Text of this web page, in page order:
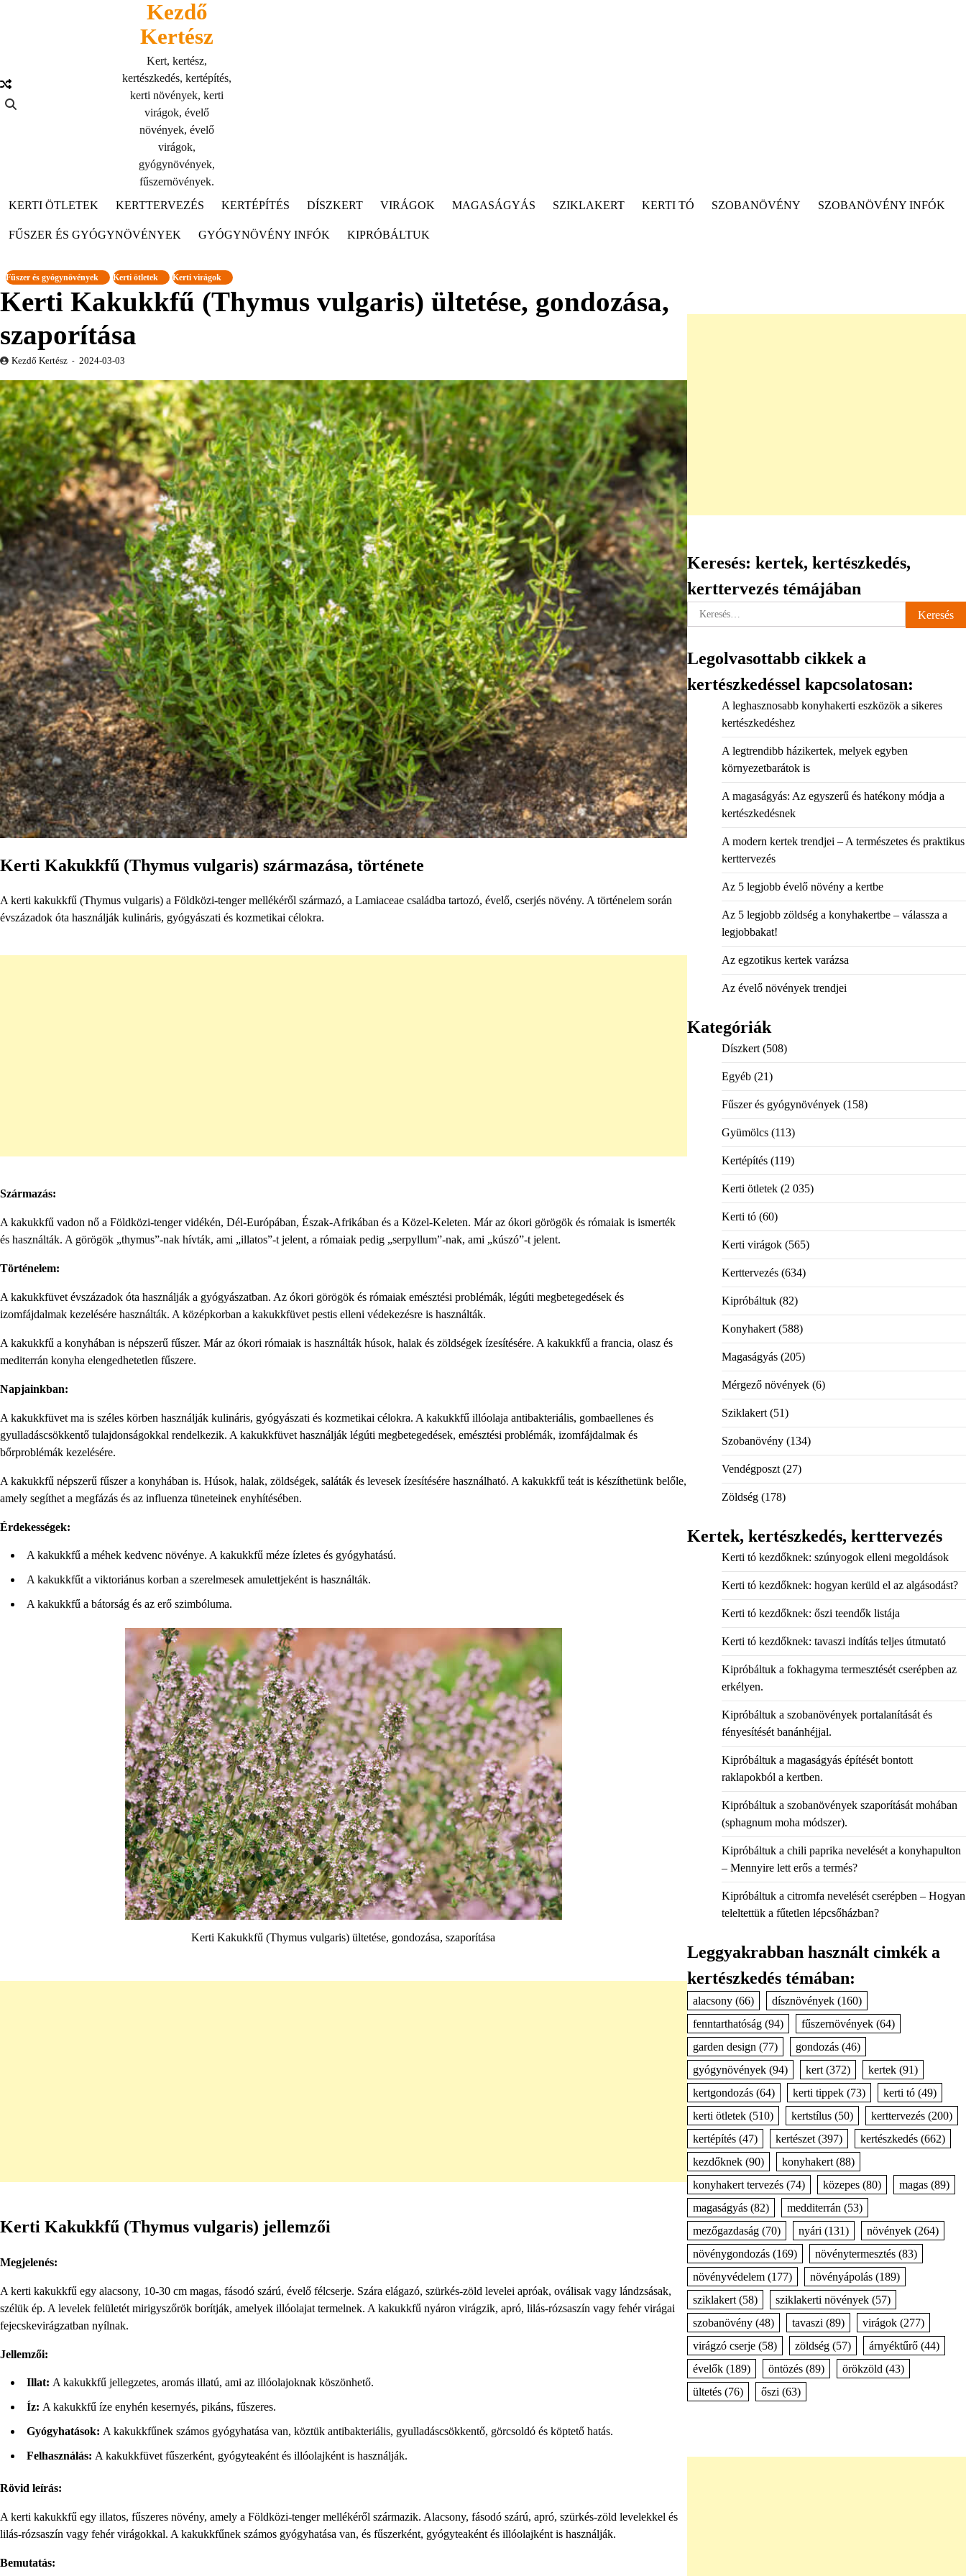
Kezdő
Kertész
Kert, kertész,
kertészkedés, kertépítés,
kerti növények, kerti
virágok, évelő
növények, évelő
virágok,
gyógynövények,
fűszernövények.
KERTI ÖTLETEK
KERTTERVEZÉS KERTÉPÍTÉS DÍSZKERT VIRÁGOK MAGASÁGYÁS SZIKLAKERT KERTI TÓ SZOBANÖVÉNY SZOBANÖVÉNY INFÓK
FŰSZER ÉS GYÓGYNÖVÉNYEK GYÓGYNÖVÉNY INFÓK KIPRÓBÁLTUK
Fűszer és gyógynövények Kerti ötletek Kerti virágok
Kerti Kakukkfű (Thymus vulgaris) ültetése, gondozása,
szaporítása
Kezdő Kertész 2024-03-03
Kerti Kakukkfű (Thymus vulgaris) származása, története
A kerti kakukkfű (Thymus vulgaris) a Földközi-tenger mellékéről származó, a Lamiaceae családba tartozó, évelő, cserjés növény. A történelem során
évszázadok óta használják kulináris, gyógyászati ​​és kozmetikai célokra.
Származás:
A kakukkfű vadon nő a Földközi-tenger vidékén, Dél-Európában, Észak-Afrikában és a Közel-Keleten. Már az ókori görögök és rómaiak is ismerték
és használták. A görögök „thymus”-nak hívták, ami „illatos”-t jelent, a rómaiak pedig „serpyllum”-nak, ami „kúszó”-t jelent.
Történelem:
A kakukkfüvet évszázadok óta használják a gyógyászatban. Az ókori görögök és rómaiak emésztési problémák, légúti megbetegedések és
izomfájdalmak kezelésére használták. A középkorban a kakukkfüvet pestis elleni védekezésre is használták.
A kakukkfű a konyhában is népszerű fűszer. Már az ókori rómaiak is használták húsok, halak és zöldségek ízesítésére. A kakukkfű a francia, olasz és
mediterrán konyha elengedhetetlen fűszere.
Napjainkban:
A kakukkfüvet ma is széles körben használják kulináris, gyógyászati ​​és kozmetikai célokra. A kakukkfű illóolaja antibakteriális, gombaellenes és
gyulladáscsökkentő tulajdonságokkal rendelkezik. A kakukkfüvet használják légúti megbetegedések, emésztési problémák, izomfájdalmak és
bőrproblémák kezelésére.
A kakukkfű népszerű fűszer a konyhában is. Húsok, halak, zöldségek, saláták és levesek ízesítésére használható. A kakukkfű teát is készíthetünk belőle,
amely segíthet a megfázás és az influenza tüneteinek enyhítésében.
Érdekességek:
A kakukkfű a méhek kedvenc növénye. A kakukkfű méze ízletes és gyógyhatású.
A kakukkfűt a viktoriánus korban a szerelmesek amulettjeként is használták.
A kakukkfű a bátorság és az erő szimbóluma.
Kerti Kakukkfű (Thymus vulgaris) ültetése, gondozása, szaporítása
Kerti Kakukkfű (Thymus vulgaris) jellemzői
Megjelenés:
A kerti kakukkfű egy alacsony, 10-30 cm magas, fásodó szárú, évelő félcserje. Szára elágazó, szürkés-zöld levelei apróak, oválisak vagy lándzsásak,
szélük ép. A levelek felületét mirigyszőrök borítják, amelyek illóolajat termelnek. A kakukkfű nyáron virágzik, apró, lilás-rózsaszín vagy fehér virágai
fejecskevirágzatban nyílnak.
Jellemzői:
Illat: A kakukkfű jellegzetes, aromás illatú, ami az illóolajoknak köszönhető.
Íz: A kakukkfű íze enyhén kesernyés, pikáns, fűszeres.
Gyógyhatások: A kakukkfűnek számos gyógyhatása van, köztük antibakteriális, gyulladáscsökkentő, görcsoldó és köptető hatás.
Felhasználás: A kakukkfüvet fűszerként, gyógyteaként és illóolajként is használják.
Rövid leírás:
A kerti kakukkfű egy illatos, fűszeres növény, amely a Földközi-tenger mellékéről származik. Alacsony, fásodó szárú, apró, szürkés-zöld levelekkel és
lilás-rózsaszín vagy fehér virágokkal. A kakukkfűnek számos gyógyhatása van, és fűszerként, gyógyteaként és illóolajként is használják.
Bemutatás:
Keresés: kertek, kertészkedés,
kerttervezés témájában
Keresés:
Legolvasottabb cikkek a
kertészkedéssel kapcsolatosan:
A leghasznosabb konyhakerti eszközök a sikeres
kertészkedéshez
A legtrendibb házikertek, melyek egyben
környezetbarátok is
A magaságyás: Az egyszerű és hatékony módja a
kertészkedésnek
A modern kertek trendjei – A természetes és praktikus
kerttervezés
Az 5 legjobb évelő növény a kertbe
Az 5 legjobb zöldség a konyhakertbe – válassza a
legjobbakat!
Az egzotikus kertek varázsa
Az évelő növények trendjei
Kategóriák
Díszkert(508)
Egyéb(21)
Fűszer és gyógynövények(158)
Gyümölcs(113)
Kertépítés(119)
Kerti ötletek(2 035)
Kerti tó(60)
Kerti virágok(565)
Kerttervezés(634)
Kipróbáltuk(82)
Konyhakert(588)
Magaságyás(205)
Mérgező növények(6)
Sziklakert(51)
Szobanövény(134)
Vendégposzt(27)
Zöldség(178)
Kertek, kertészkedés, kerttervezés
Kerti tó kezdőknek: szúnyogok elleni megoldások
Kerti tó kezdőknek: hogyan kerüld el az algásodást?
Kerti tó kezdőknek: őszi teendők listája
Kerti tó kezdőknek: tavaszi indítás teljes útmutató
Kipróbáltuk a fokhagyma termesztését cserépben az
erkélyen.
Kipróbáltuk a szobanövények portalanítását és
fényesítését banánhéjjal.
Kipróbáltuk a magaságyás építését bontott
raklapokból a kertben.
Kipróbáltuk a szobanövények szaporítását mohában
(sphagnum moha módszer).
Kipróbáltuk a chili paprika nevelését a konyhapulton
– Mennyire lett erős a termés?
Kipróbáltuk a citromfa nevelését cserépben – Hogyan
teleltettük a fűtetlen lépcsőházban?
Leggyakrabban használt cimkék a
kertészkedés témában:
alacsony(66) dísznövények(160)
fenntarthatóság(94) fűszernövények(64)
garden design (77) gondozás(46)
gyógynövények(94) kert(372) kertek(91)
kertgondozás(64) kerti tippek(73) kerti tó(49)
kerti ötletek(510) kertstílus(50) kerttervezés(200)
kertépítés(47) kertészet(397) kertészkedés(662)
kezdőknek(90) konyhakert(88)
konyhakert tervezés(74) közepes(80) magas(89)
magaságyás(82) medditerrán (53)
mezőgazdaság(70) nyári (131) növények(264)
növénygondozás(169) növénytermesztés(83)
növényvédelem(177) növényápolás(189)
sziklakert(58) sziklakerti növények(57)
szobanövény(48) tavaszi (89) virágok(277)
virágzó cserje(58) zöldség(57) árnyéktűrő(44)
évelők(189) öntözés(89) örökzöld (43)
ültetés(76) őszi (63)